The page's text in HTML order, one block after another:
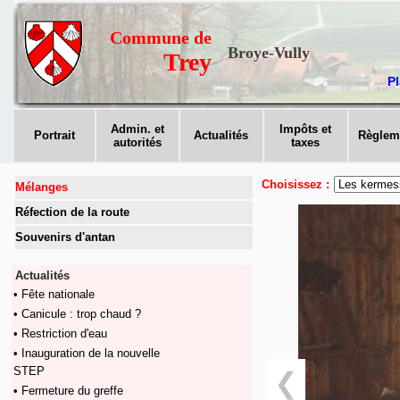
Commune de
Broye-Vully
Trey
Portrait
Admin. et
autorités
Actualités
Impôts et
taxes
Mélanges
Réfection de la route
Souvenirs d'antan
Actualités
• Fête nationale
• Canicule : trop chaud ?
• Restriction d'eau
• Inauguration de la nouvelle
STEP
• Fermeture du greffe
Choisissez :
❮